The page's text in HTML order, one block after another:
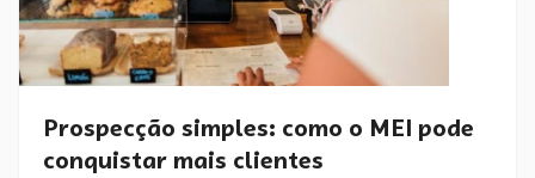
Prospecção simples: como o MEI pode
conquistar mais clientes